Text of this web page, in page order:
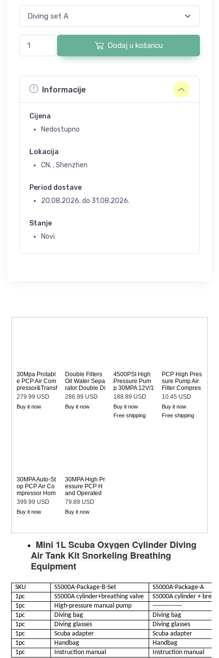
Dodaj u košaricu
Informacije
Cijena
Nedostupno
Lokacija
CN, , Shenzhen
Period dostave
20.08.2026. do 31.08.2026.
Stanje
Novi